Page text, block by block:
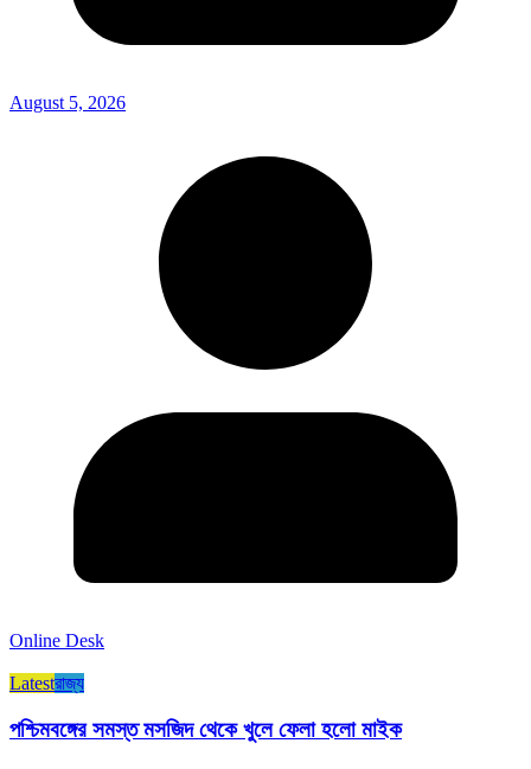
August 5, 2026
Online Desk
Latestরাজ্য​
পশ্চিমবঙ্গের সমস্ত মসজিদ থেকে খুলে ফেলা হলো মাইক